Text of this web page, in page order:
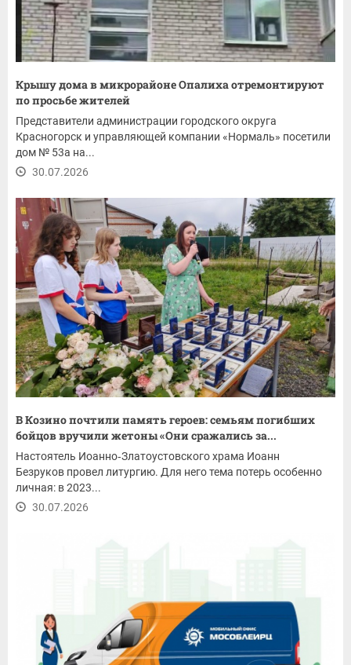
Крышу дома в микрорайоне Опалиха отремонтируют
по просьбе жителей
Представители администрации городского округа
Красногорск и управляющей компании «Нормаль» посетили
дом № 53а на...
30.07.2026
В Козино почтили память героев: семьям погибших
бойцов вручили жетоны «Они сражались за...
Настоятель Иоанно‑Златоустовского храма Иоанн
Безруков провел литургию. Для него тема потерь особенно
личная: в 2023...
30.07.2026